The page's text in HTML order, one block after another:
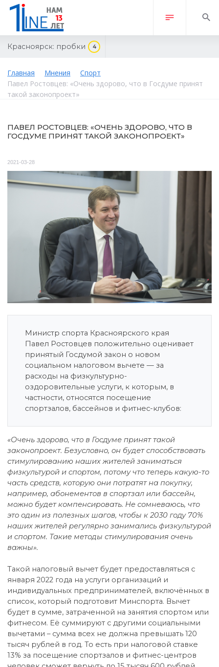
Красноярск: пробки 4
Главная Мнения
Спорт
Павел Ростовцев: «Очень здорово, что в Госдуме принят
такой законопроект»
ПАВЕЛ РОСТОВЦЕВ: «ОЧЕНЬ ЗДОРОВО, ЧТО В
ГОСДУМЕ ПРИНЯТ ТАКОЙ ЗАКОНОПРОЕКТ»
2021-03-28
Министр спорта Красноярского края
Павел Ростовцев положительно оценивает
принятый Госдумой закон о новом
социальном налоговом вычете — за
расходы на физкультурно-
оздоровительные услуги, к которым, в
частности, относятся посещение
спортзалов, бассейнов и фитнес-клубов:
«Очень здорово, что в Госдуме принят такой
законопроект. Безусловно, он будет способствовать
стимулированию наших жителей заниматься
физкультурой и спортом, потому что теперь какую-то
часть средств, которую они потратят на покупку,
например, абонементов в спортзал или бассейн,
можно будет компенсировать. Не сомневаюсь, что
это один из полезных шагов, чтобы к 2030 году 70%
наших жителей регулярно занимались физкультурой
и спортом. Такие методы стимулирования очень
важны».
Такой налоговый вычет будет предоставляться с
января 2022 года на услуги организаций и
индивидуальных предпринимателей, включённых в
список, который подготовит Минспорта. Вычет
будет в сумме, затраченной на занятия спортом или
фитнесом. Её суммируют с другими социальными
вычетами – сумма всех не должна превышать 120
тысяч рублей в год. То есть при налоговой ставке
13% за посещение спортзалов и фитнес-центров